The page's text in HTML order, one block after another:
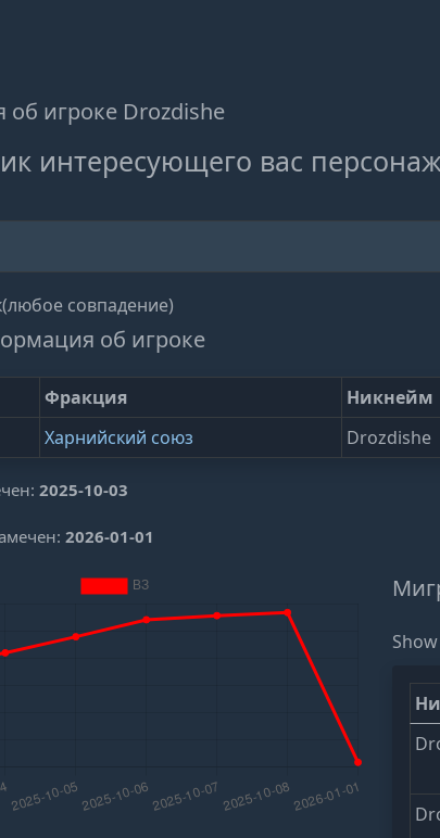
игроке Drozdishe
интересующего вас
совпадение)
об игроке
Фракция Никнейм
Харнийский союз Drozdishe
2025-10-03
2026-01-01
Show